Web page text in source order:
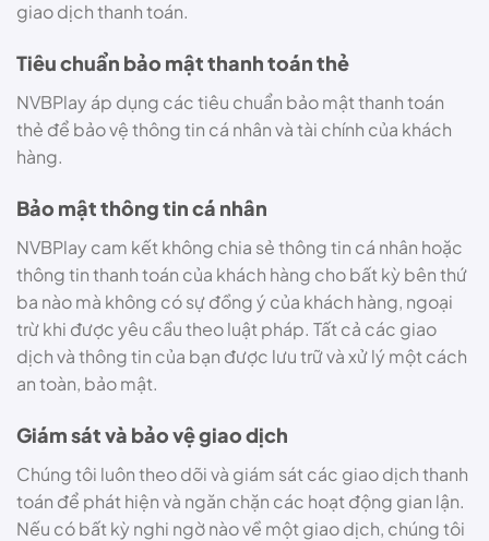
giao dịch thanh toán.
Tiêu chuẩn bảo mật thanh toán thẻ
NVBPlay áp dụng các tiêu chuẩn bảo mật thanh toán
thẻ để bảo vệ thông tin cá nhân và tài chính của khách
hàng.
Bảo mật thông tin cá nhân
NVBPlay cam kết không chia sẻ thông tin cá nhân hoặc
thông tin thanh toán của khách hàng cho bất kỳ bên thứ
ba nào mà không có sự đồng ý của khách hàng, ngoại
trừ khi được yêu cầu theo luật pháp. Tất cả các giao
dịch và thông tin của bạn được lưu trữ và xử lý một cách
an toàn, bảo mật.
Giám sát và bảo vệ giao dịch
Chúng tôi luôn theo dõi và giám sát các giao dịch thanh
toán để phát hiện và ngăn chặn các hoạt động gian lận.
Nếu có bất kỳ nghi ngờ nào về một giao dịch, chúng tôi